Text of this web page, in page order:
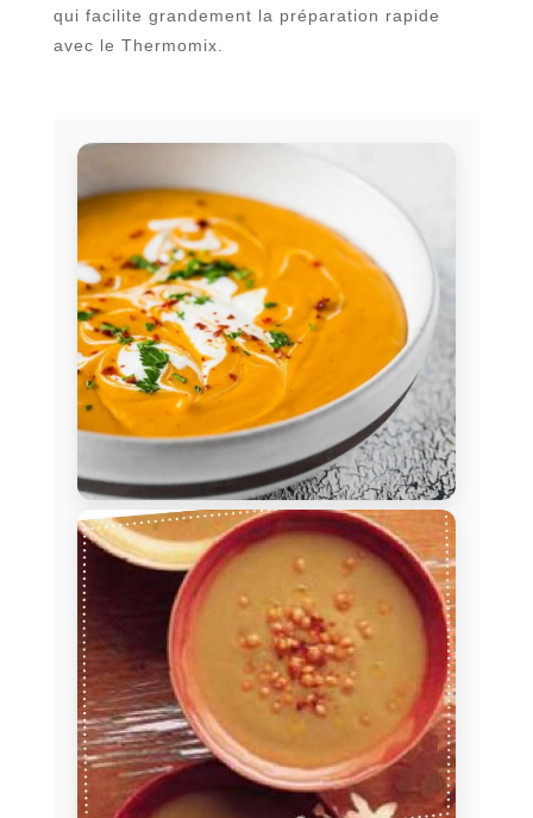
qui facilite grandement la préparation rapide
avec le Thermomix.